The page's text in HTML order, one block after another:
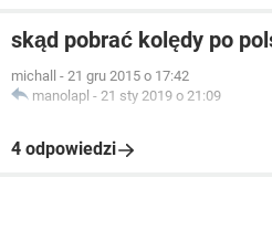
skąd pobrać kolędy po
michall - 21 gru 2015 o 17:42
manolapl - 21 sty 2019 o 21:09
4 odpowiedzi